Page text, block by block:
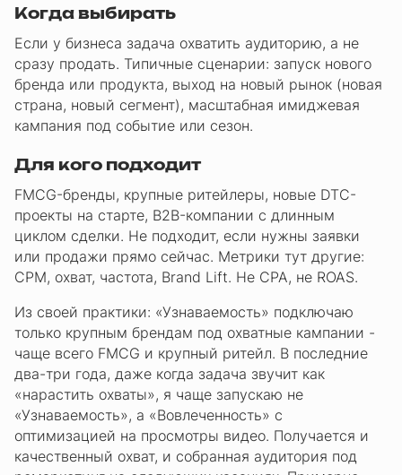
Когда выбирать
Если у бизнеса задача охватить аудиторию, а не
сразу продать. Типичные сценарии: запуск нового
бренда или продукта, выход на новый рынок (новая
страна, новый сегмент), масштабная имиджевая
кампания под событие или сезон.
Для кого подходит
FMCG-бренды, крупные ритейлеры, новые DTC-
проекты на старте, B2B-компании с длинным
циклом сделки. Не подходит, если нужны заявки
или продажи прямо сейчас. Метрики тут другие:
CPM, охват, частота, Brand Lift. Не CPA, не ROAS.
Из своей практики: «Узнаваемость» подключаю
только крупным брендам под охватные кампании -
чаще всего FMCG и крупный ритейл. В последние
два-три года, даже когда задача звучит как
«нарастить охваты», я чаще запускаю не
«Узнаваемость», а «Вовлеченность» с
оптимизацией на просмотры видео. Получается и
качественный охват, и собранная аудитория под